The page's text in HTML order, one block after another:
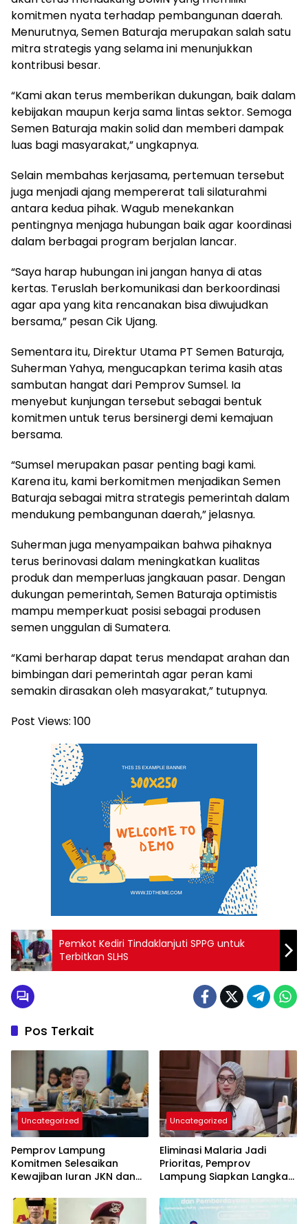
komitmen nyata terhadap pembangunan daerah.
Menurutnya, Semen Baturaja merupakan salah satu
mitra strategis yang selama ini menunjukkan
kontribusi besar.
“Kami akan terus memberikan dukungan, baik dalam
kebijakan maupun kerja sama lintas sektor. Semoga
Semen Baturaja makin solid dan memberi dampak
luas bagi masyarakat,” ungkapnya.
Selain membahas kerjasama, pertemuan tersebut
juga menjadi ajang mempererat tali silaturahmi
antara kedua pihak. Wagub menekankan
pentingnya menjaga hubungan baik agar koordinasi
dalam berbagai program berjalan lancar.
“Saya harap hubungan ini jangan hanya di atas
kertas. Teruslah berkomunikasi dan berkoordinasi
agar apa yang kita rencanakan bisa diwujudkan
bersama,” pesan Cik Ujang.
Sementara itu, Direktur Utama PT Semen Baturaja,
Suherman Yahya, mengucapkan terima kasih atas
sambutan hangat dari Pemprov Sumsel. Ia
menyebut kunjungan tersebut sebagai bentuk
komitmen untuk terus bersinergi demi kemajuan
bersama.
“Sumsel merupakan pasar penting bagi kami.
Karena itu, kami berkomitmen menjadikan Semen
Baturaja sebagai mitra strategis pemerintah dalam
mendukung pembangunan daerah,” jelasnya.
Suherman juga menyampaikan bahwa pihaknya
terus berinovasi dalam meningkatkan kualitas
produk dan memperluas jangkauan pasar. Dengan
dukungan pemerintah, Semen Baturaja optimistis
mampu memperkuat posisi sebagai produsen
semen unggulan di Sumatera.
“Kami berharap dapat terus mendapat arahan dan
bimbingan dari pemerintah agar peran kami
semakin dirasakan oleh masyarakat,” tutupnya.
Post Views: 100
Pemkot Kediri Tindaklanjuti SPPG untuk
Terbitkan SLHS
Pos Terkait
Uncategorized
Pemprov Lampung
Komitmen Selesaikan
Kewajiban Iuran JKN dan
Kepesertaan BPJS
Kesehatan
Uncategorized
Eliminasi Malaria Jadi
Prioritas, Pemprov
Lampung Siapkan Langkah